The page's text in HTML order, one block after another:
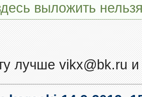
выложить
лучше vikx@bk.ru